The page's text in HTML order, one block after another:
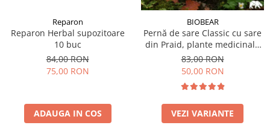
Reparon
Reparon Herbal supozitoare
10 buc
84,00 RON
75,00 RON
ADAUGA IN COS
BIOBEAR
Pernă de sare Classic cu sare
din Praid, plante medicinale
şi ulei esenţială de lavandă
83,00 RON
50,00 RON
VEZI VARIANTE